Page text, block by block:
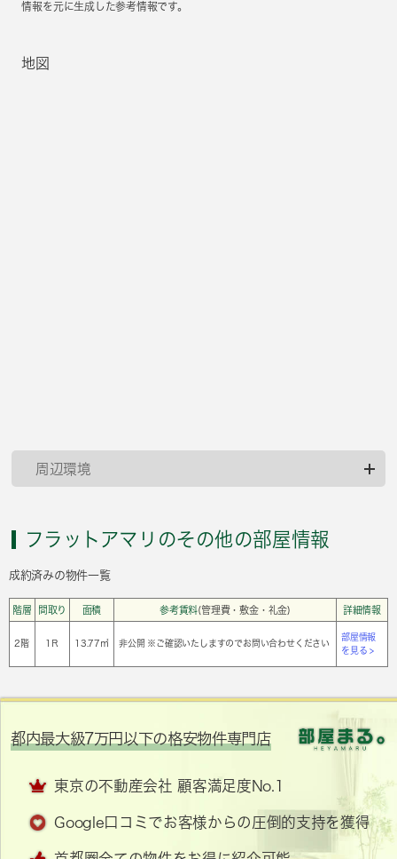
情報を元に生成した参考情報です。
地図
周辺環境
フラットアマリのその他の部屋情報
成約済みの物件一覧
階層 間取り 面積 参考賃料(管理費・敷金・礼金) 詳細情報
2階 1Ｒ 13.77㎡ 非公開 ※ご確認いたしますのでお問い合わせください
部屋情報
を見る >
都内最大級7万円以下の格安物件専門店
東京の不動産会社 顧客満足度No.1
Google口コミでお客様からの圧倒的支持を獲得